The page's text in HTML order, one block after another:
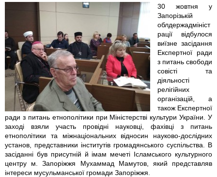
1
8
0
-
3
1
8
0
-
3
p
g
30 жовтня у
Запорізькій
облдержадмініст
рації відбулося
виїзне засідання
Експертної ради
з питань свободи
совісті та
діяльності
релігійних
організацій, а
також Експертної
ради з питань етнополітики при Міністерстві культури України. У
заході взяли участь провідні науковці, фахівці з питань
етнополітики та міжнаціональних відносин науково-дослідних
установ, представники інститутів громадянського суспільства. В
засіданні був присутній й імам мечеті Ісламського культурного
центру м. Запоріжжя Мухаммад Мамутов, який представляв
інтереси мусульманської громади Запоріжжя.